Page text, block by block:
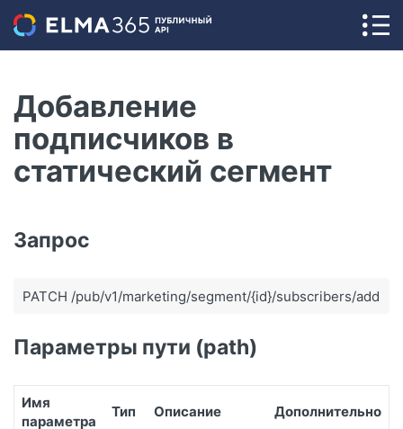
Добавление
подписчиков в
статический сегмент
Запрос
PATCH /pub/v1/marketing/segment/{id}/subscribers/add
Параметры пути (path)
Имя
параметра
Тип Описание Дополнительно